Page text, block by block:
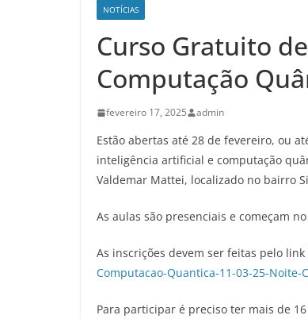
NOTÍCIAS
Curso Gratuito
Computação
fevereiro 17, 2025 admin
Estão abertas até 28 de fevereiro, ou
inteligência artificial e computação
Valdemar Mattei, localizado no bairro
As aulas são presenciais e começam
As inscrições devem ser feitas pelo link
Computacao-Quantica-11-03-25-Noite-
Para participar é preciso ter mais de